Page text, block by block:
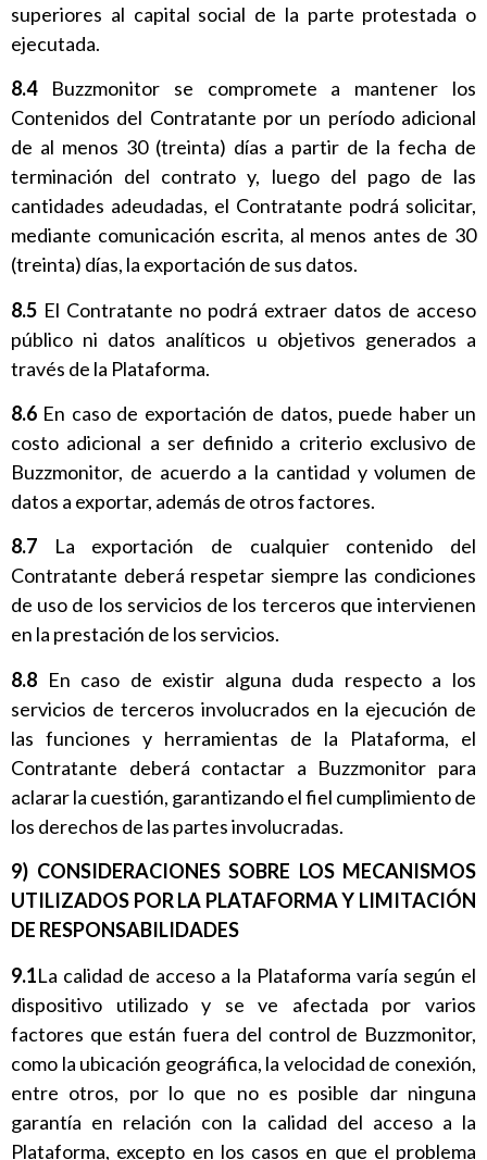
superiores al capital social de la parte protestada o
ejecutada.
8.4 Buzzmonitor se compromete a mantener los
Contenidos del Contratante por un período adicional
de al menos 30 (treinta) días a partir de la fecha de
terminación del contrato y, luego del pago de las
cantidades adeudadas, el Contratante podrá solicitar,
mediante comunicación escrita, al menos antes de 30
(treinta) días, la exportación de sus datos.
8.5 El Contratante no podrá extraer datos de acceso
público ni datos analíticos u objetivos generados a
través de la Plataforma.
8.6 En caso de exportación de datos, puede haber un
costo adicional a ser definido a criterio exclusivo de
Buzzmonitor, de acuerdo a la cantidad y volumen de
datos a exportar, además de otros factores.
8.7
La exportación de cualquier contenido del
Contratante deberá respetar siempre las condiciones
de uso de los servicios de los terceros que intervienen
en la prestación de los servicios.
8.8 En caso de existir alguna duda respecto a los
servicios de terceros involucrados en la ejecución de
las funciones y herramientas de la Plataforma, el
Contratante deberá contactar a Buzzmonitor para
aclarar la cuestión, garantizando el fiel cumplimiento de
los derechos de las partes involucradas.
9) CONSIDERACIONES SOBRE LOS MECANISMOS
UTILIZADOS POR LA PLATAFORMA Y LIMITACIÓN
DE RESPONSABILIDADES
9.1La calidad de acceso a la Plataforma varía según el
dispositivo utilizado y se ve afectada por varios
factores que están fuera del control de Buzzmonitor,
como la ubicación geográfica, la velocidad de conexión,
entre otros, por lo que no es posible dar ninguna
garantía en relación con la calidad del acceso a la
Plataforma, excepto en los casos en que el problema